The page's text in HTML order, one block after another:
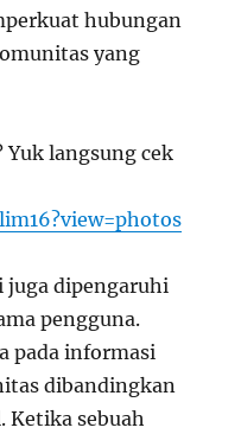
hubungan
yang
Yuk langsung cek
dipengaruhi
pengguna.
pada informasi
dibandingkan
Ketika sebuah